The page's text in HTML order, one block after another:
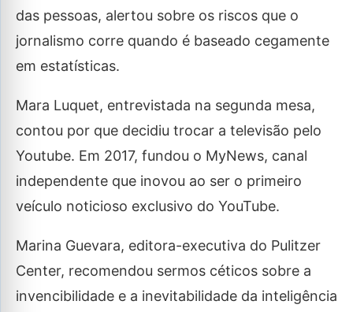
das pessoas, alertou sobre os riscos que o
jornalismo corre quando é baseado cegamente
em estatísticas.
Mara Luquet, entrevistada na segunda mesa,
contou por que decidiu trocar a televisão pelo
Youtube. Em 2017, fundou o MyNews, canal
independente que inovou ao ser o primeiro
veículo noticioso exclusivo do YouTube.
Marina Guevara, editora-executiva do Pulitzer
Center, recomendou sermos céticos sobre a
invencibilidade e a inevitabilidade da inteligência